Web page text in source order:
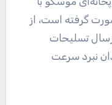
گرفته است، از
تسلیحات
نبرد سرعت